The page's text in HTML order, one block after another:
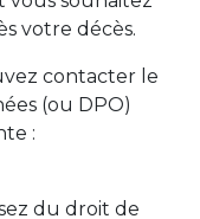
votre décès.
contacter le
(ou DPO)
:
du droit de